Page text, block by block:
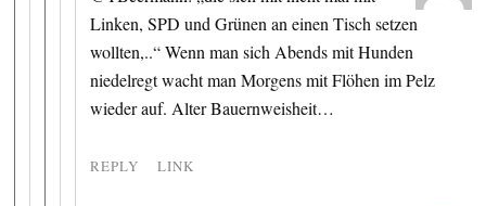
Linken, SPD und Grünen an einen Tisch setzen
wollten,..“ Wenn man sich Abends mit Hunden
niedelregt wacht man Morgens mit Flöhen im Pelz
wieder auf. Alter Bauernweisheit…
REPLY LINK